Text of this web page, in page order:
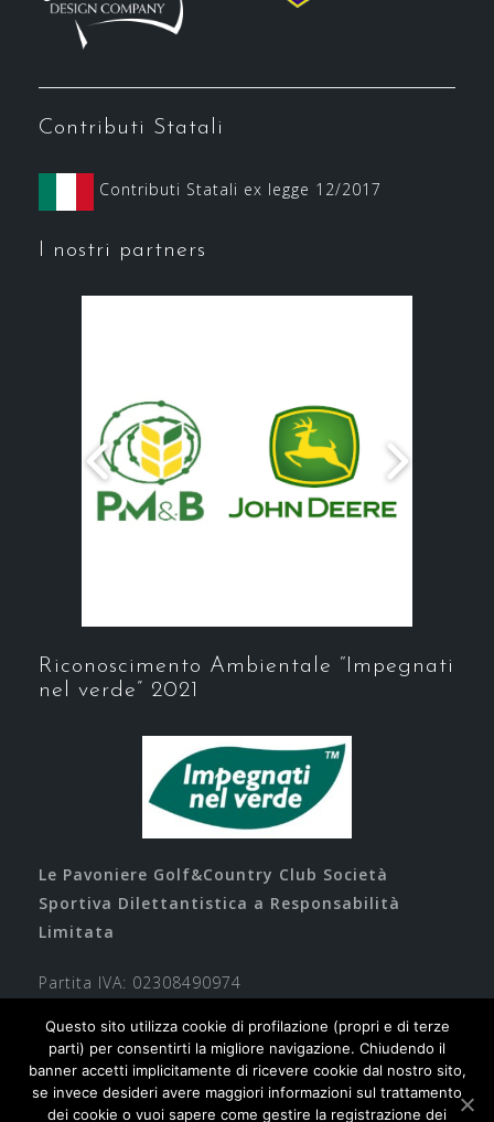
Contributi Statali
Contributi Statali ex legge 12/2017
I nostri partners
Riconoscimento Ambientale “Impegnati
nel verde” 2021
Le Pavoniere Golf&Country Club Società
Sportiva Dilettantistica a Responsabilità
Limitata
Partita IVA: 02308490974
Questo sito utilizza cookie di profilazione (propri e di terze
parti) per consentirti la migliore navigazione. Chiudendo il
banner accetti implicitamente di ricevere cookie dal nostro sito,
se invece desideri avere maggiori informazioni sul trattamento
dei cookie o vuoi sapere come gestire la registrazione dei